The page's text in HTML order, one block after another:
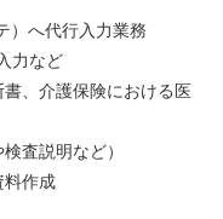
）へ代行入力業務
力など
、介護保険における医
査説明など）
作成